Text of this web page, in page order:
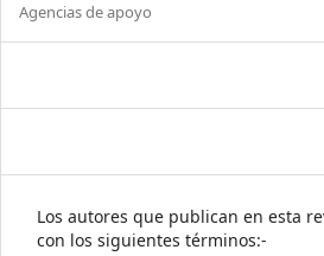
Agencias de apoyo
Los autores que publican en esta
con los siguientes términos:-